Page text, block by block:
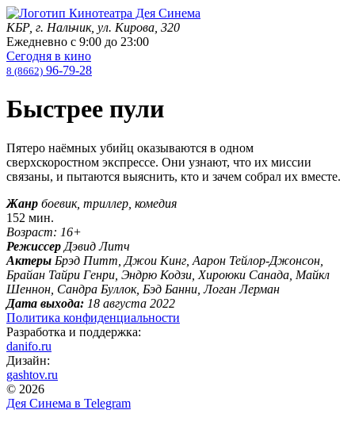
КБР, г. Нальчик, ул. Кирова, 320
Ежедневно с 9:00 до 23:00
Сегодня в кино
8 (8662) 96-79-28
Быстрее пули
Пятеро наёмных убийц оказываются в одном
сверхскоростном экспрессе. Они узнают, что их миссии
связаны, и пытаются выяснить, кто и зачем собрал их вместе.
Жанр боевик, триллер, комедия
152 мин.
Возраст: 16+
Режиссер Дэвид Литч
Актеры Брэд Питт, Джои Кинг, Аарон Тейлор-Джонсон,
Брайан Тайри Генри, Эндрю Кодзи, Хироюки Санада, Майкл
Шеннон, Сандра Буллок, Бэд Банни, Логан Лерман
Дата выхода: 18 августа 2022
Политика конфиденциальности
Разработка и поддержка:
danifo.ru
Дизайн:
gashtov.ru
© 2026
Дея Синема в Telegram